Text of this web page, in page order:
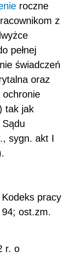
roczne
z
pełnej
świadczeń
oraz
ochronie
tak jak
sygn. akt I
pracy
ost.zm.
r. o